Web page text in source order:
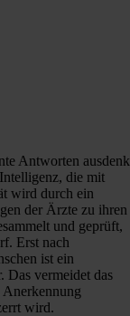
Antworten
die mit
wird durch ein
der Ärzte zu ihren
und geprüft,
Erst nach
ist ein
Das vermeidet das
wird.